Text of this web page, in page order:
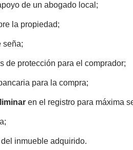
de un abogado local;
la propiedad;
seña;
de protección para el comprador;
para la compra;
en el registro para máxima
inmueble adquirido.